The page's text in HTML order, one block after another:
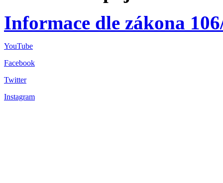
Informace dle zákona
YouTube
Facebook
Twitter
Instagram